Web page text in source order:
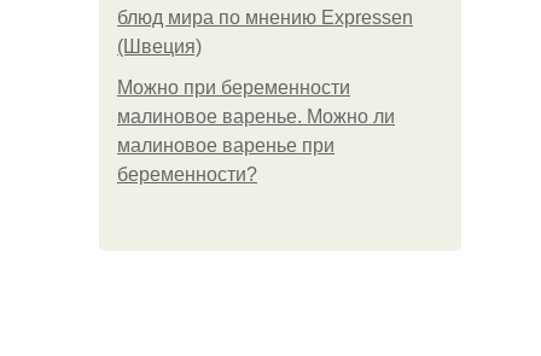
блюд мира по мнению Expressen
(Швеция)
Можно при беременности
малиновое варенье. Можно ли
малиновое варенье при
беременности?